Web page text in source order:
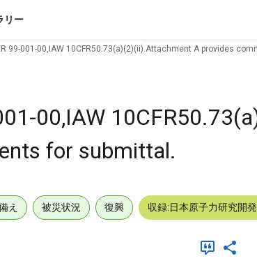
リー
99-001-00,IAW 10CFR50.73(a)(2)(ii).Attachment A provides
00,IAW
for submittal.
え 被災状況 復興 収録:日本原子力研究開